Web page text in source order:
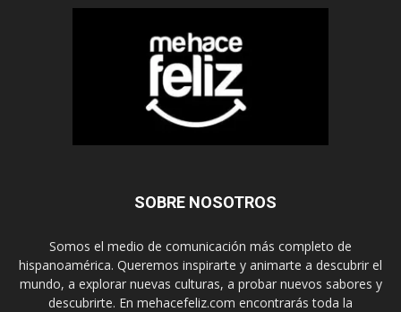
SOBRE NOSOTROS
Somos el medio de comunicación más completo de
hispanoamérica. Queremos inspirarte y animarte a descubrir el
mundo, a explorar nuevas culturas, a probar nuevos sabores y
descubrirte. En mehacefeliz.com encontrarás toda la